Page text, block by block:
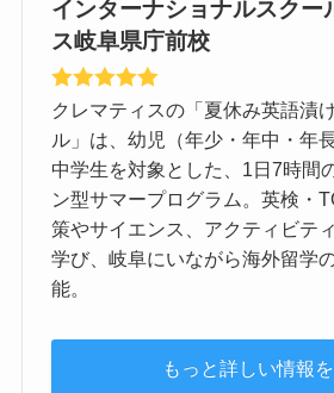
インターナショナルスクー
ス岐阜県庁前校
クレマティスの「夏休み英語漬
ル」は、幼児（年少・年中・年
中学生を対象とした、1日7時間
ン型サマープログラム。英検・
策やサイエンス、アクティビテ
学び、岐阜にいながら海外留学
能。
もっと詳しい情報